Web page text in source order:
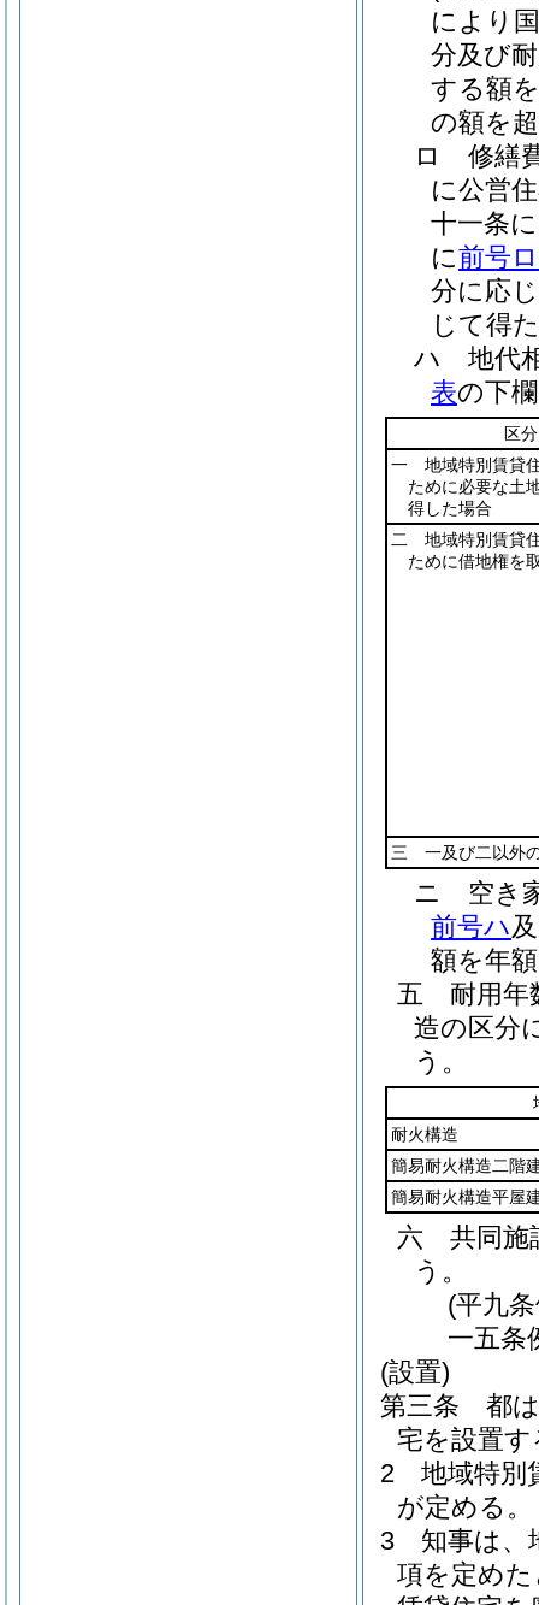
により
分及び
する額
の額を
ロ
修繕
に公営
十一条
に前号
分に応
じて得
ハ
地代
表の下
区分
一 地域特別賃貸
ために必要な土
得した場合
二 地域特別賃貸
ために借地権を
三 一及び二以外
ニ
空き
前号ハ
額を年
五
耐用
造の区分
う。
耐火構造
簡易耐火構造二階
簡易耐火構造平屋
六
共同施
う。
(平九
一五条
(設置)
第三条
都
宅を設置す
2
地域特別
が定める。
3
知事は、
項を定め